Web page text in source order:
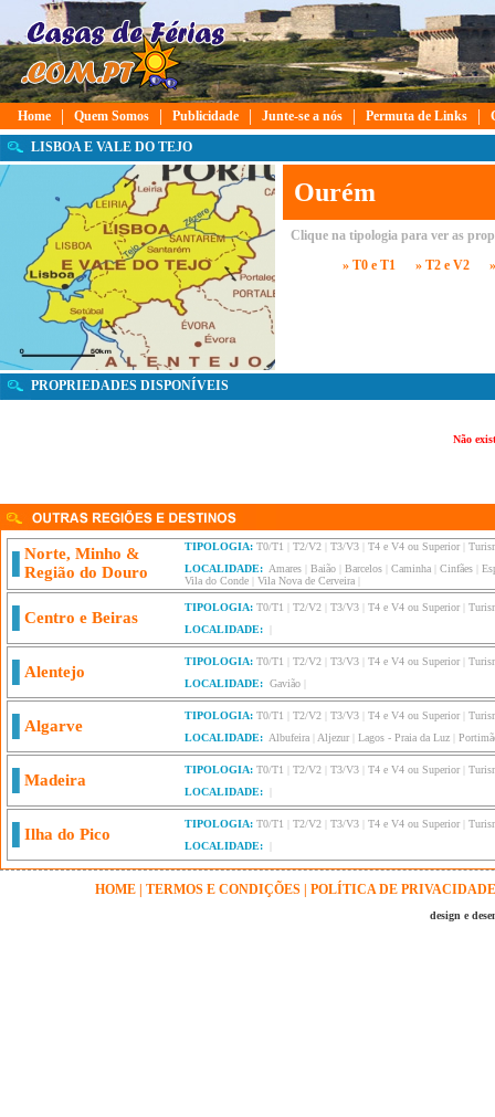
Home | Quem Somos | Publicidade | Junte-se a nós | Permuta de Links |
LISBOA E VALE DO TEJO
Ourém
Clique na tipologia para ver as
» T0 e T1
» T2 e V2
PROPRIEDADES DISPONÍVEIS
Não
Norte, Minho &
Região do Douro
TIPOLOGIA: T0/T1 T2/V2 T3/V3 T4 e V4 ou Superior|
LOCALIDADE: Amares Baião Barcelos Caminha Cinfães
Vila do Conde
Vila Nova de Cerveira
Centro e Beiras
TIPOLOGIA: T0/T1 T2/V2 T3/V3 T4 e V4 ou Superior|
LOCALIDADE:
Alentejo
TIPOLOGIA: T0/T1 T2/V2 T3/V3 T4 e V4 ou Superior|
LOCALIDADE: Gavião
Algarve
TIPOLOGIA: T0/T1 T2/V2 T3/V3 T4 e V4 ou Superior|
LOCALIDADE: Albufeira Aljezur| Lagos - Praia da Luz
Madeira
TIPOLOGIA: T0/T1 T2/V2 T3/V3 T4 e V4 ou Superior|
LOCALIDADE:
Ilha do Pico
TIPOLOGIA: T0/T1 T2/V2 T3/V3 T4 e V4 ou Superior|
LOCALIDADE:
HOME| TERMOS E CONDIÇÕES| POLÍTICA DE PRIVACIDADE
design e